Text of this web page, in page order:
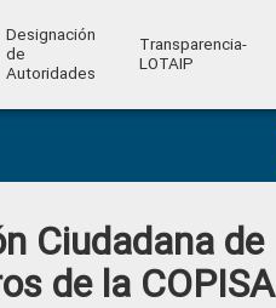
Designación
de
Autoridades
Transparencia-
LOTAIP
Ciudadana de
de la COPISA